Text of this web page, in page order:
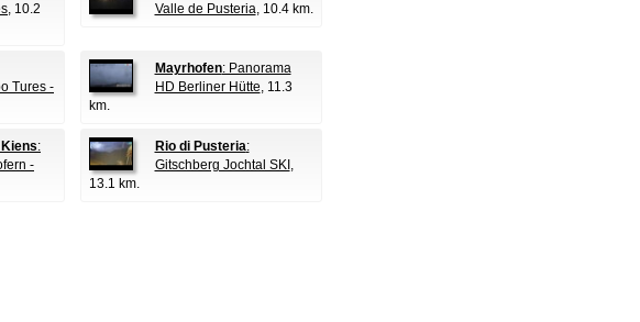
, 10.2
Valle de Pusteria, 10.4 km.
Tures -
Mayrhofen: Panorama
HD Berliner Hütte, 11.3
km.
:
-
Rio di Pusteria:
Gitschberg Jochtal SKI ,
13.1 km.